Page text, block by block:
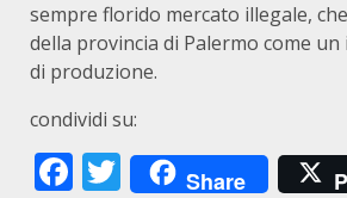
sempre florido mercato illegale,
della provincia di Palermo come
di produzione.
condividi su:
Facebook
Twitter
Share